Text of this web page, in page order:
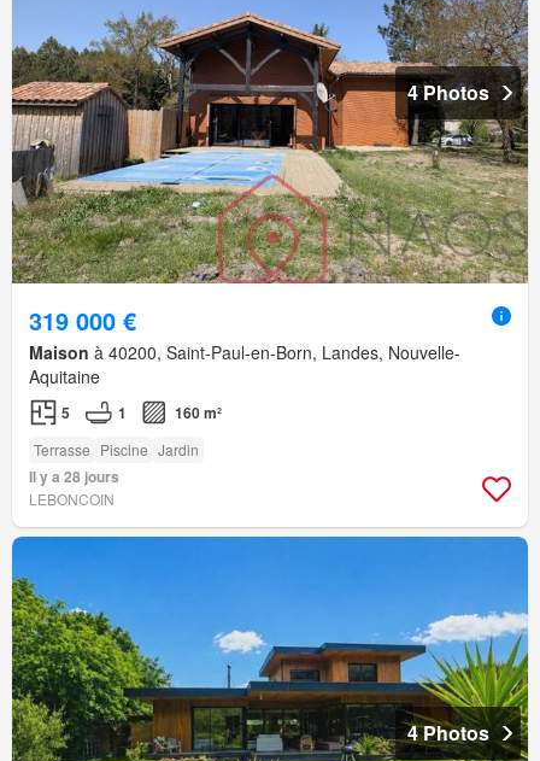
4 Photos
319 000 €
Maison à 40200, Saint-Paul-en-Born, Landes, Nouvelle-
Aquitaine
5 1 160 m²
Terrasse Piscine Jardin
Il y a 28 jours
LEBONCOIN
4 Photos